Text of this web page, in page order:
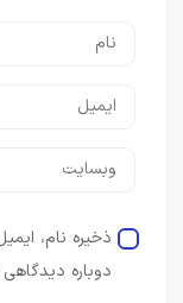
ذخیره نام،
دوباره